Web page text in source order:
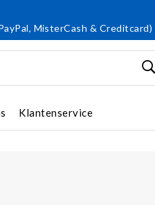
MisterCash & Creditcard)
Klantenservice